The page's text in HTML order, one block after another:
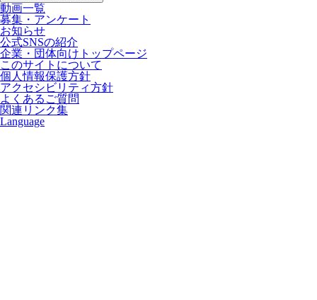
動画一覧
募集・アンケート
お知らせ
公式SNSの紹介
企業・団体向けトップページ
このサイトについて
個人情報保護方針
アクセシビリティ方針
よくあるご質問
関連リンク集
Language